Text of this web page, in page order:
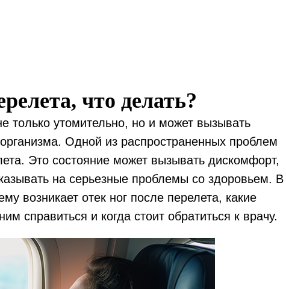
что делать?
только утомительно, но и может вызывать
Одной из распространенных проблем
Это состояние может вызывать дискомфорт,
на серьезные проблемы со здоровьем. В
возникает отек ног после перелета, какие
справиться и когда стоит обратиться к врачу.